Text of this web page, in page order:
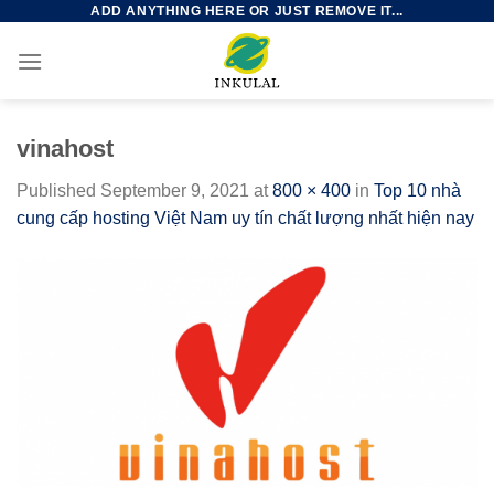
content
ADD ANYTHING HERE OR JUST REMOVE IT...
vinahost
Published September 9, 2021 at800 × 400 in Top 10 nhà
cung cấp hosting Việt Nam uy tín chất lượng nhất hiện nay